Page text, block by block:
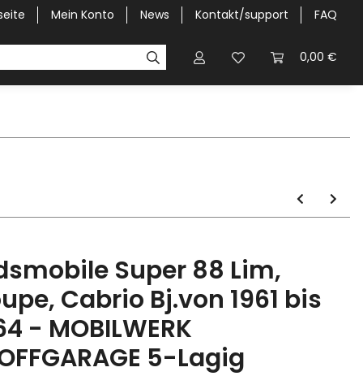
Mein Konto News Kontakt/support FAQ
0,00 €
Halbgaragen / Kapuzen nach
Super 88 Lim,
Cabrio Bj.von 1961 bis
- MOBILWERK
5-Lagig